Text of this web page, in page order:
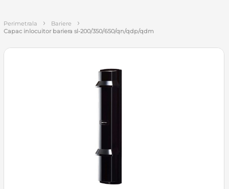
perimetrala › bariere ›
capac inlocuitor bariera sl-200/350/650/qn/qdp/qdm